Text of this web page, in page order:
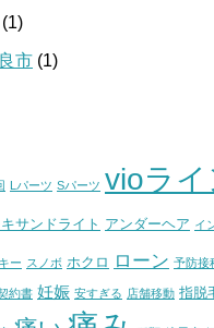
(1)
市 (1)
Lパーツ Sパーツ vioライ
サンドライト アンダーヘア イ
ー スノボ ホクロ ローン 予防接
約書 妊娠 安すぎる 店舗移動 指脱